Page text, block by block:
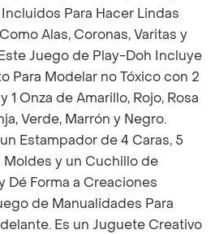
Para Hacer Lindas
Alas, Coronas, Varitas y
Juego de Play-Doh Incluye
Para Modelar no Tóxico con 2
1 Onza de Amarillo, Rojo, Rosa
Verde, Marrón y Negro.
Estampador de 4 Caras, 5
Moldes y un Cuchillo de
Dé Forma a Creaciones
de Manualidades Para
Es un Juguete Creativo